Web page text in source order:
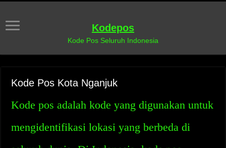
Kodepos
Kode Pos Seluruh Indonesia
Kode Pos Kota Nganjuk
Kode pos adalah kode yang digunakan untuk
mengidentifikasi lokasi yang berbeda di